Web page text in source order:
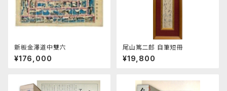
新板金澤道中雙六
¥176,000
尾山篤二郎 自筆短冊
¥19,800